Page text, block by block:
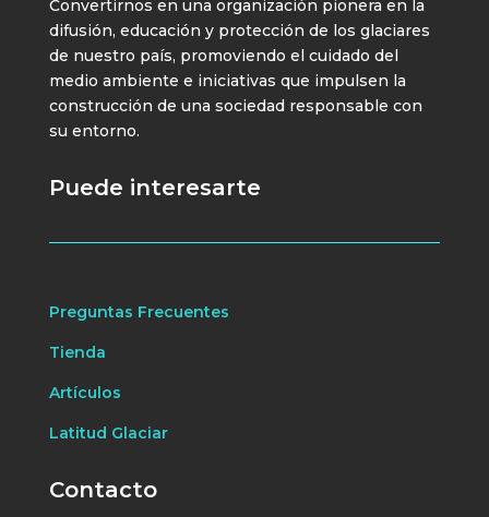
Convertirnos en una organización pionera en la
difusión, educación y protección de los glaciares
de nuestro país, promoviendo el cuidado del
medio ambiente e iniciativas que impulsen la
construcción de una sociedad responsable con
su entorno.
Puede interesarte
Preguntas Frecuentes
Tienda
Artículos
Latitud Glaciar
Contacto